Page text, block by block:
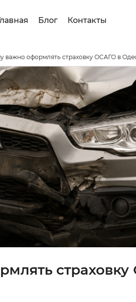
Блог Контакты
важно оформлять страховку ОСАГО в